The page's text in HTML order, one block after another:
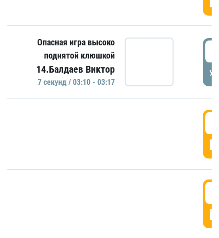
Опасная игра высоко
поднятой клюшкой
14.Балдаев Виктор
7 секунд / 03:10 - 03:17